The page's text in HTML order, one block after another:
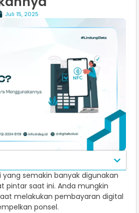
Juli 15, 2025
yang semakin banyak digunakan
pintar saat ini. Anda mungkin
melakukan pembayaran digital
ponsel.